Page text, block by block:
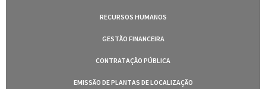
RECURSOS HUMANOS
GESTÃO FINANCEIRA
CONTRATAÇÃO PÚBLICA
EMISSÃO DE PLANTAS DE LOCALIZAÇÃO